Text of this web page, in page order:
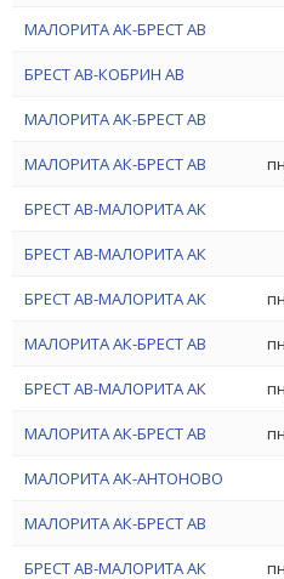
МАЛОРИТА АК-БРЕСТ АВ
БРЕСТ АВ-КОБРИН АВ
МАЛОРИТА АК-БРЕСТ АВ
МАЛОРИТА АК-БРЕСТ АВ
БРЕСТ АВ-МАЛОРИТА АК
БРЕСТ АВ-МАЛОРИТА АК
БРЕСТ АВ-МАЛОРИТА АК
МАЛОРИТА АК-БРЕСТ АВ
БРЕСТ АВ-МАЛОРИТА АК
МАЛОРИТА АК-БРЕСТ АВ
МАЛОРИТА АК-АНТОНОВО
МАЛОРИТА АК-БРЕСТ АВ
БРЕСТ АВ-МАЛОРИТА АК